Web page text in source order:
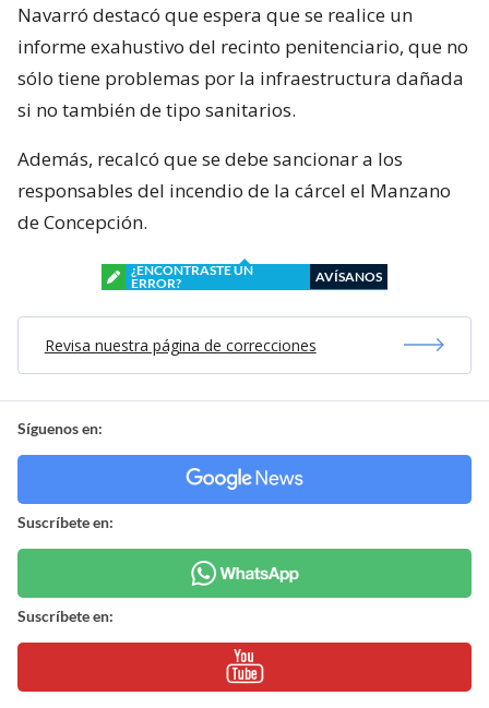
Navarró destacó que espera que se realice un
informe exahustivo del recinto penitenciario, que no
sólo tiene problemas por la infraestructura dañada
si no también de tipo sanitarios.
Además, recalcó que se debe sancionar a los
responsables del incendio de la cárcel el Manzano
de Concepción.
¿ENCONTRASTE UN
ERROR?
AVÍSANOS
Revisa nuestra página de correcciones
Síguenos en:
Suscríbete en:
Suscríbete en: